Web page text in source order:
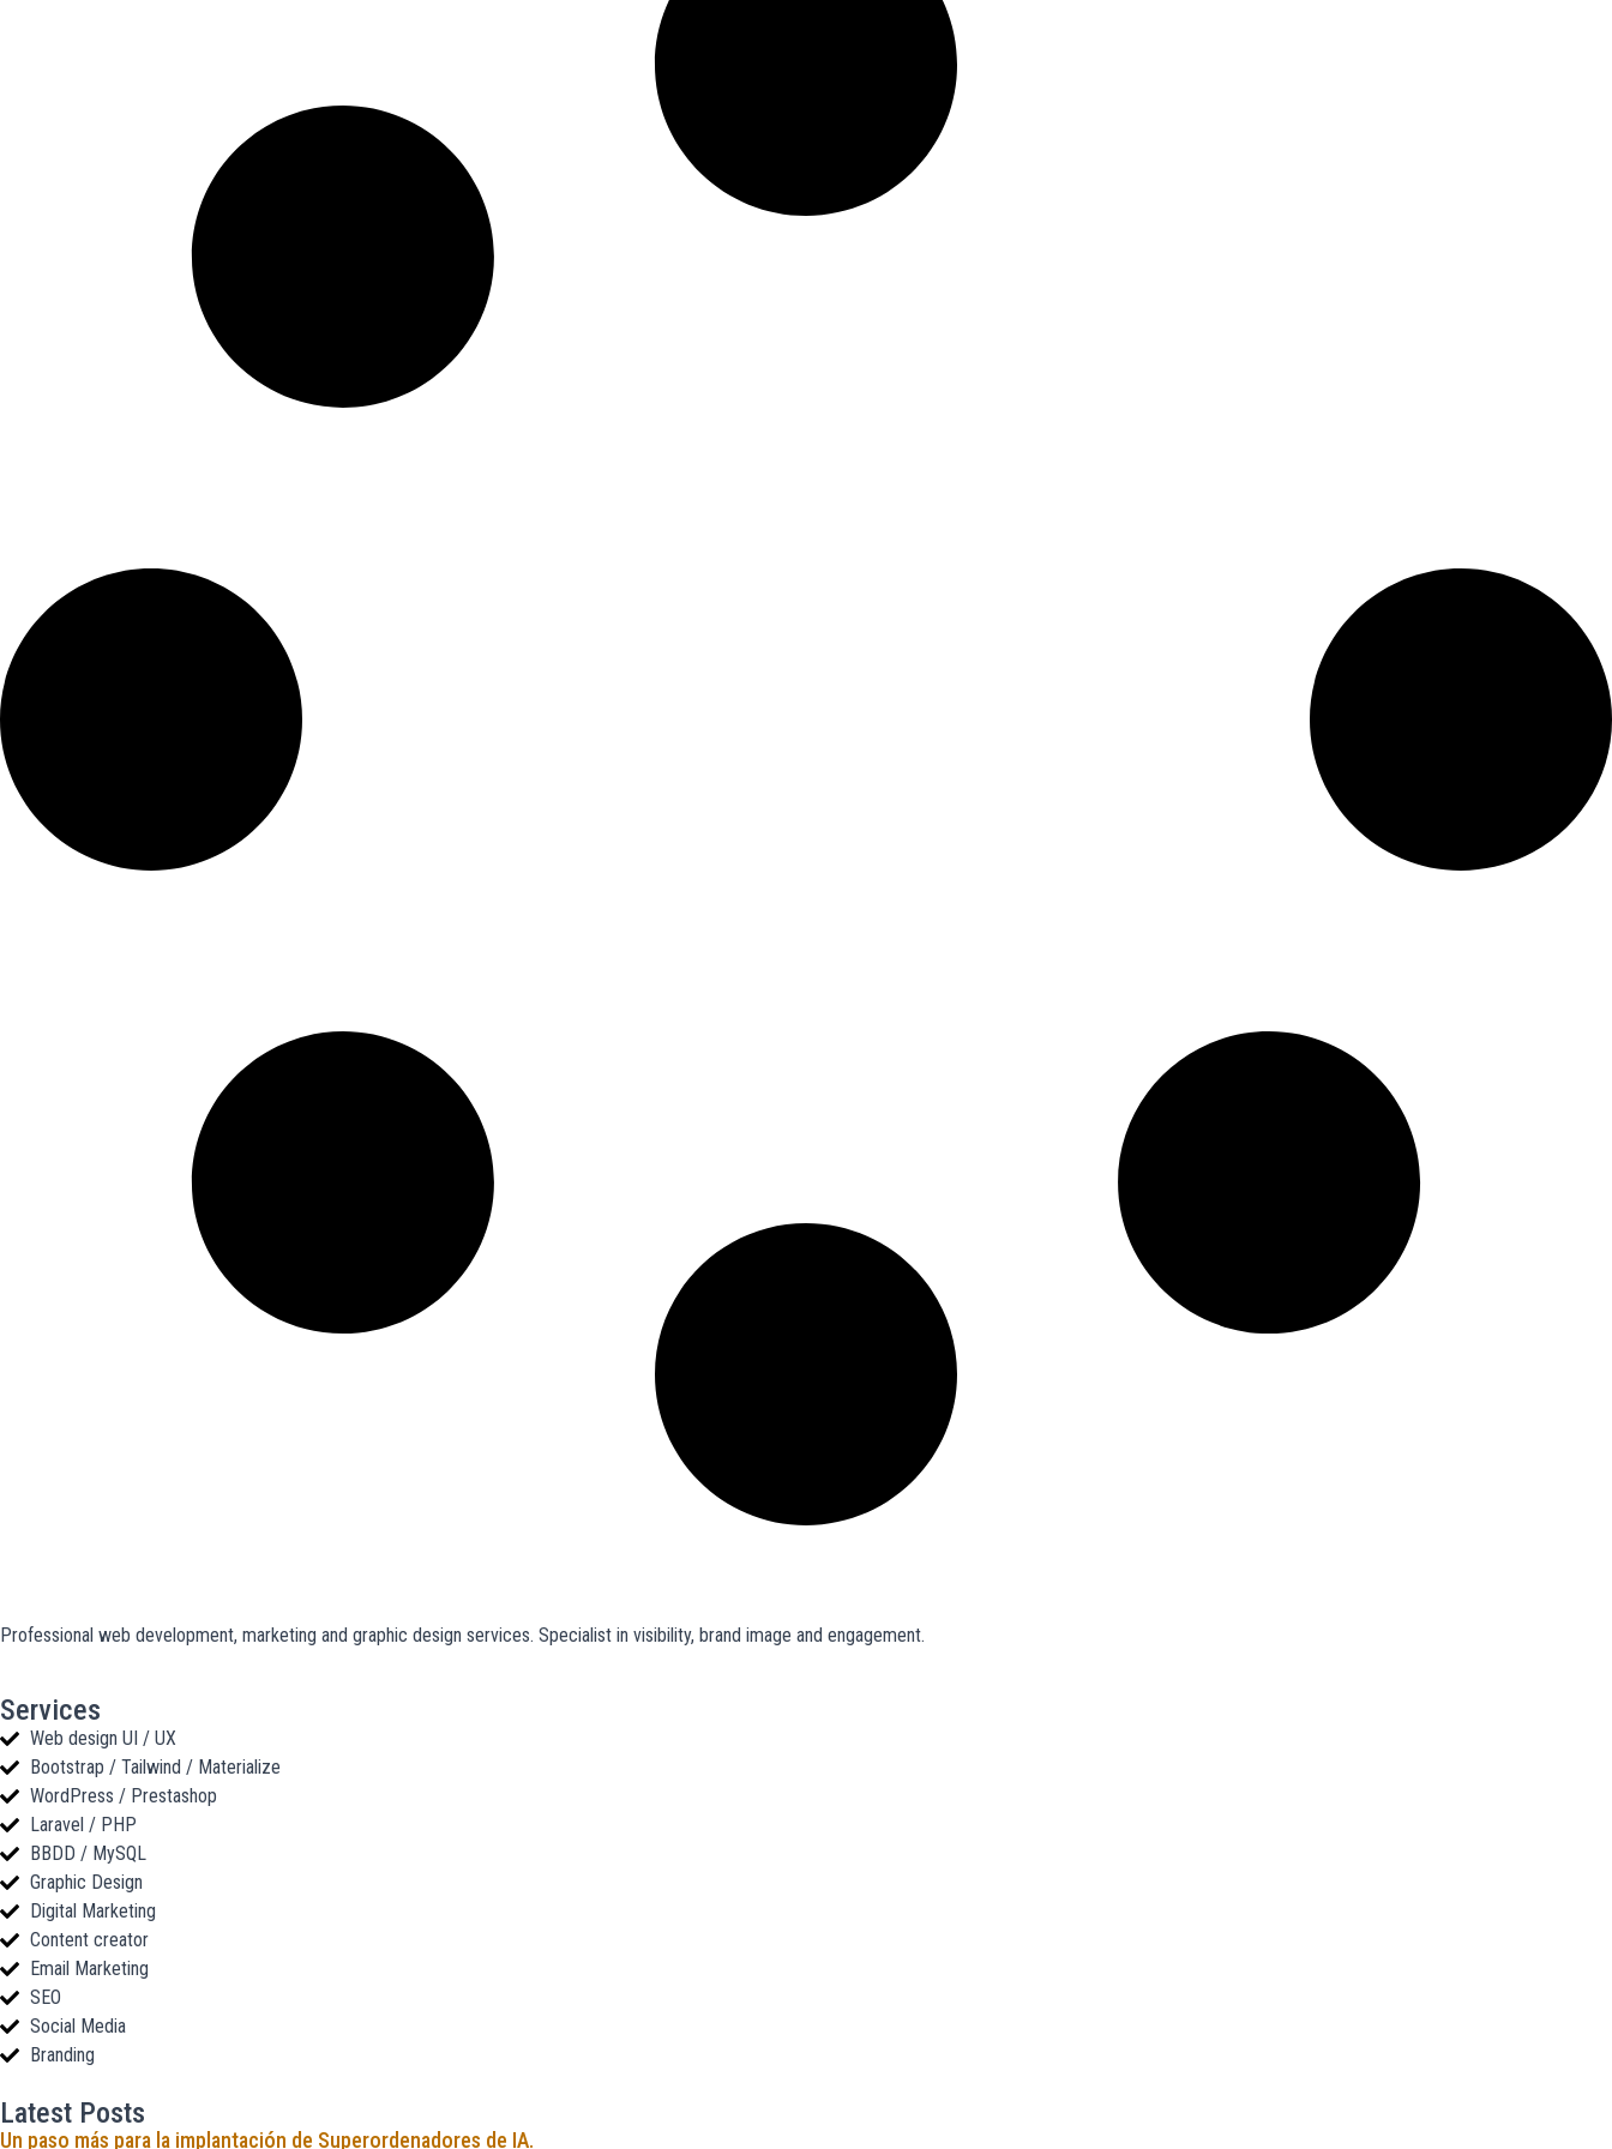
Professional web development, marketing and graphic design services. Specialist in visibility, brand image and engagement.
Services
Web design UI / UX
Bootstrap / Tailwind / Materialize
WordPress / Prestashop
Laravel / PHP
BBDD / MySQL
Graphic Design
Digital Marketing
Content creator
Email Marketing
SEO
Social Media
Branding
Latest Posts
Un paso más para la implantación de Superordenadores de IA.